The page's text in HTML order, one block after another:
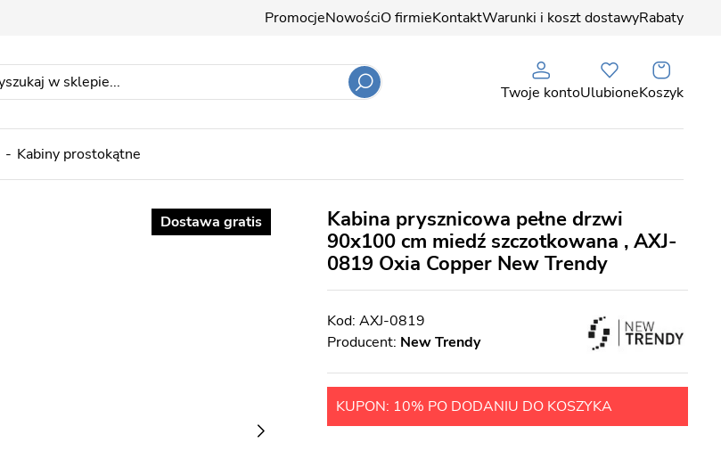
PromocjeNowościO firmieKontaktWarunki i koszt dostawyRabaty
Twoje kontoUlubioneKoszyk
Kabiny prostokątne
Dostawa gratis
Kabina prysznicowa pełne drzwi
90x100 cm miedź szczotkowana , AXJ-
0819 Oxia Copper New Trendy
AXJ-0819
Producent: New Trendy
KUPON: 10% PO DODANIU DO KOSZYKA